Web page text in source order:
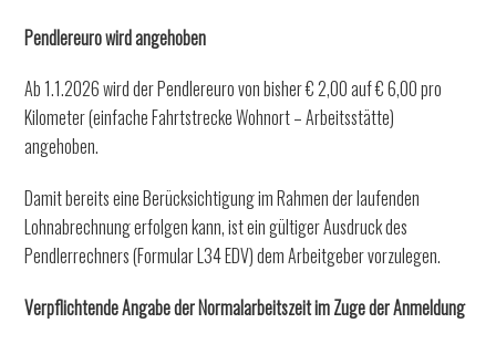
Pendlereuro wird angehoben
Ab 1.1.2026 wird der Pendlereuro von bisher € 2,00 auf € 6,00 pro
Kilometer (einfache Fahrtstrecke Wohnort – Arbeitsstätte)
angehoben.
Damit bereits eine Berücksichtigung im Rahmen der laufenden
Lohnabrechnung erfolgen kann, ist ein gültiger Ausdruck des
Pendlerrechners (Formular L34 EDV) dem Arbeitgeber vorzulegen.
Verpflichtende Angabe der Normalarbeitszeit im Zuge der Anmeldung